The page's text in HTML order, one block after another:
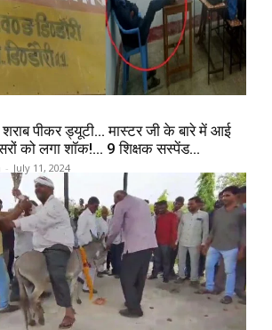
शराब पीकर ड्यूटी… मास्टर जी के बारे में आई
को लगा शॉक!… 9 शिक्षक सस्पेंड…
- July 11, 2024